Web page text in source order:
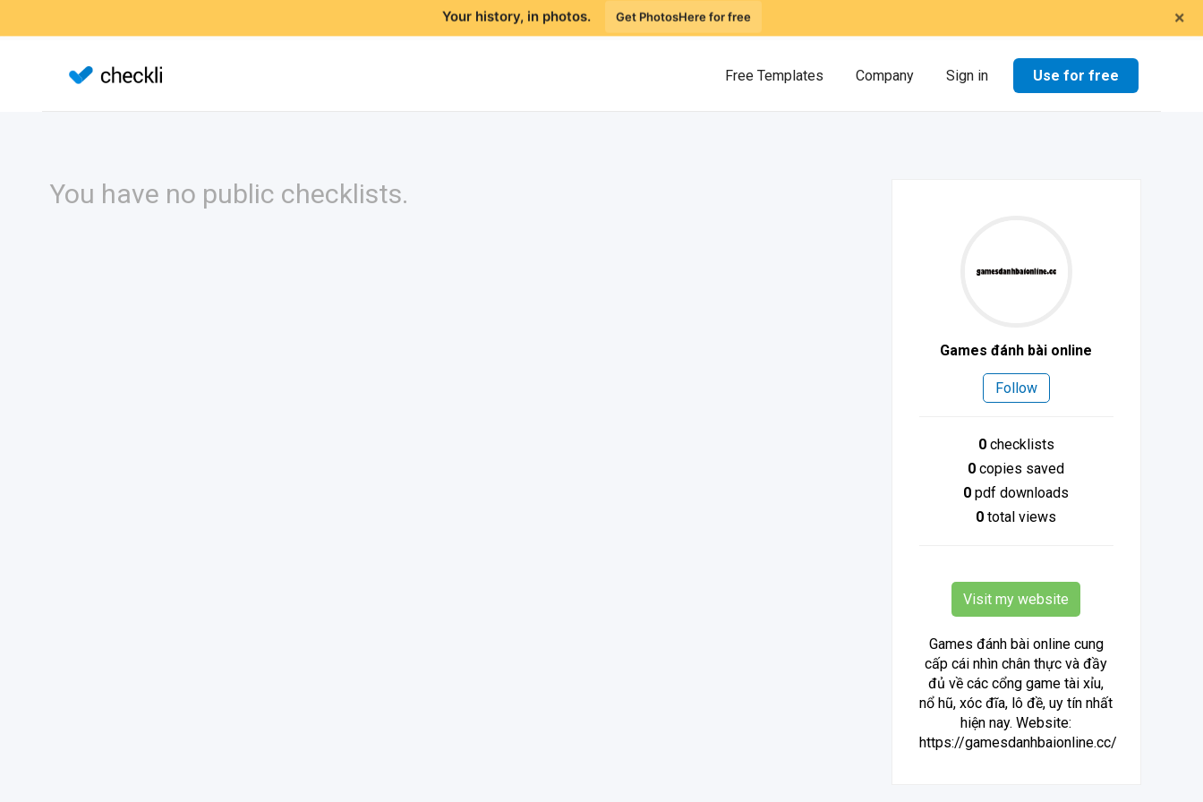
×
Your history, in photos. Get PhotosHere for free
Free Templates Company Sign in Use for free
You have no public checklists.
Games đánh bài online
Follow
0checklists
0 copies saved
0 pdf downloads
0 total views
Visit my website
Games đánh bài online cung
cấp cái nhìn chân thực và đầy
đủ về các cổng game tài xỉu,
nổ hũ, xóc đĩa, lô đề, uy tín nhất
hiện nay. Website:
https://gamesdanhbaionline.cc/